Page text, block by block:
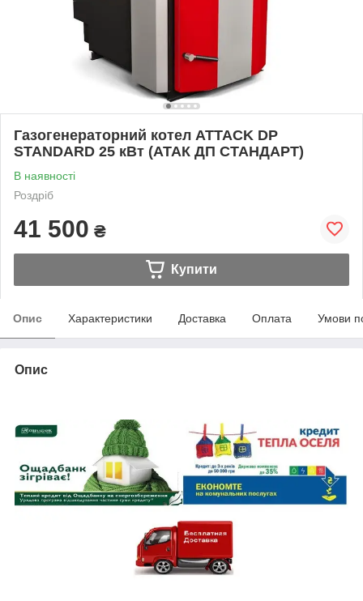
Газогенераторний котел ATTACK DP
STANDARD 25 кВт (АТАК ДП СТАНДАРТ)
В наявності
Роздріб
41 500 ₴
Купити
Опис Характеристики Доставка Оплата Умови
Опис